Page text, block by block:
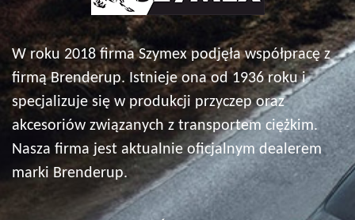
W roku 2018 firma Szymex podjęła współpracę z
firmą Brenderup. Istnieje ona od 1936 roku i
specjalizuje się w produkcji przyczep oraz
akcesoriów związanych z transportem ciężkim.
Nasza firma jest aktualnie oficjalnym dealerem
marki Brenderup.